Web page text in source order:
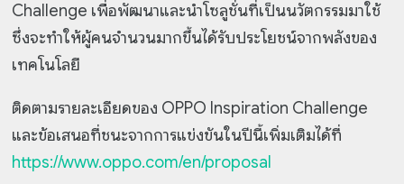
Challenge เพื่อพัฒนาและนำโซลูชั่นที่เป็นนวัตกรรมมาใช้
ซึ่งจะทำให้ผู้คนจำนวนมากขึ้นได้รับประโยชน์จากพลังของ
เทคโนโลยี
ติดตามรายละเอียดของ OPPO Inspiration Challenge
และข้อเสนอที่ชนะจากการแข่งขันในปีนี้เพิ่มเติมได้ที่
https://www.oppo.com/en/proposal